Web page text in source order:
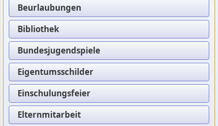
Beurlaubungen
Bibliothek
Bundesjugendspiele
Eigentumsschilder
Einschulungsfeier
Elternmitarbeit